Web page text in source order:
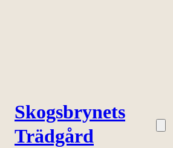
Skogsbrynets
Trädgård